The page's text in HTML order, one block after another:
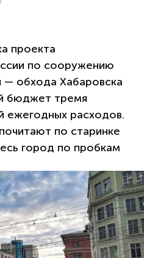
проекта
по сооружению
— обхода Хабаровска
бюджет тремя
ежегодных расходов.
по старинке
город по пробкам